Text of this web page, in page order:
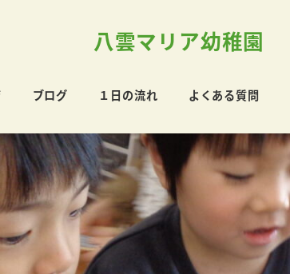
八雲マリア幼稚園
ブログ １日の流れ よくある質問